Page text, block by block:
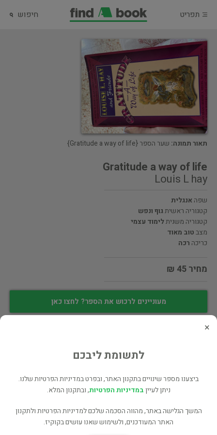
תפריט חיפוש
תאור תמונה: שער הספר {Gratitude a way of life}
Gratitude a way of life
Louis L hay
שפהאנגלית
קטגוריה ראשיתגוף ונפש
קטגוריה משניתלימוד עצמי
מצבטוב מאוד
כריכה רכה
מחיר 45 ₪
מעוניינים לרכוש את הספר? לחצו כאן
שתף
פרטי המוכר
×
לתשומת ליבכם
ביצענו מספר שינויים בתקנון האתר, ובפרט במדיניות הפרטיות שלנו.
ניתן לעייןבמדיניות הפרטיות, ובתקנון המלא.
המשך הגלישה באתר, מהווה הסכמה שלכם למדיניות הפרטיות ולתקנון
האתר המעודכנים, ולשימוש שאנו עושים בקוקיז.